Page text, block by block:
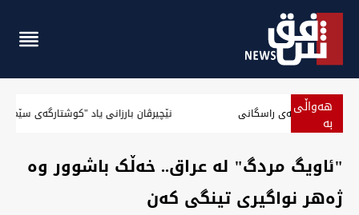
هەواڵی
بە نێچیرڤان بارزانی.. دروسکەر پیەڵەیل لە مەوقەی راسگانی
"ئاویگ مردگ" لە عراق.. خەڵک باشوور وە
ژەهر نواگیری تینگی کەن